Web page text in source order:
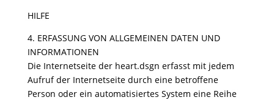
HILFE
4. ERFASSUNG VON ALLGEMEINEN DATEN UND
INFORMATIONEN
Die Internetseite der heart.dsgn erfasst mit jedem
Aufruf der Internetseite durch eine betroffene
Person oder ein automatisiertes System eine Reihe